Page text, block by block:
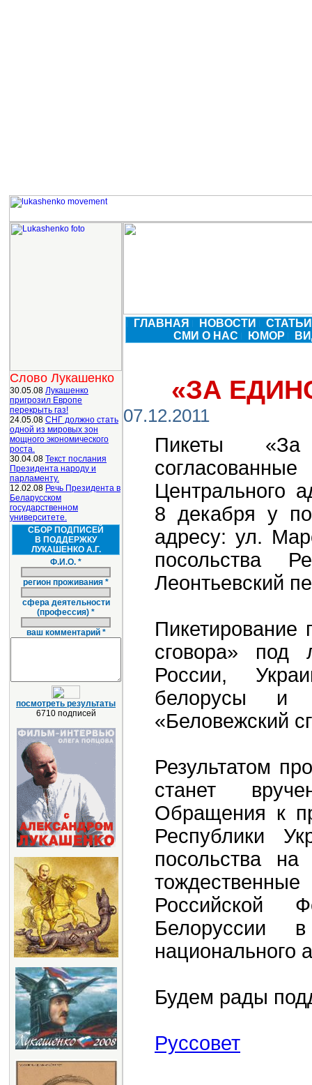
Слово Лукашенко
30.05.08 Лукашенко
пригрозил Европе
перекрыть газ!
24.05.08 СНГ должно стать
одной из мировых зон
мощного экономического
роста.
30.04.08 Текст послания
Президента народу и
парламенту.
12.02.08 Речь Президента в
Беларусском
государственном
университете.
СБОР ПОДПИСЕЙ
В ПОДДЕРЖКУ
ЛУКАШЕНКО А.Г.
Ф.И.О. *
регион проживания *
сфера деятельности
(профессия) *
ваш комментарий *
посмотреть результаты
6710 подписей
ГЛАВНАЯ НОВОСТИ
СМИ О НАС
ЮМОР
«ЗА
07.12.2011
Пикеты «За
Центрального
8 декабря у
адресу: ул.
посольства
Леонтьевский
Пикетирование
сговора» под
России,
белорусы и
«Беловежский
Результатом
станет
Обращения к
Республики
посольства
Российской
Белоруссии
национального
Будем рады
Руссовет